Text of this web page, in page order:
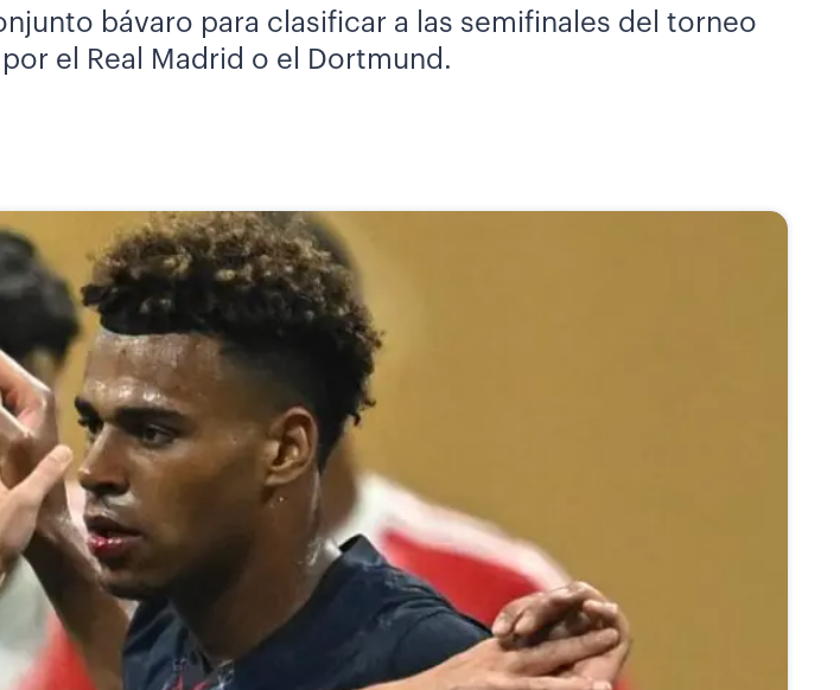
bávaro para clasificar a las semifinales del torneo
el Real Madrid o el Dortmund.